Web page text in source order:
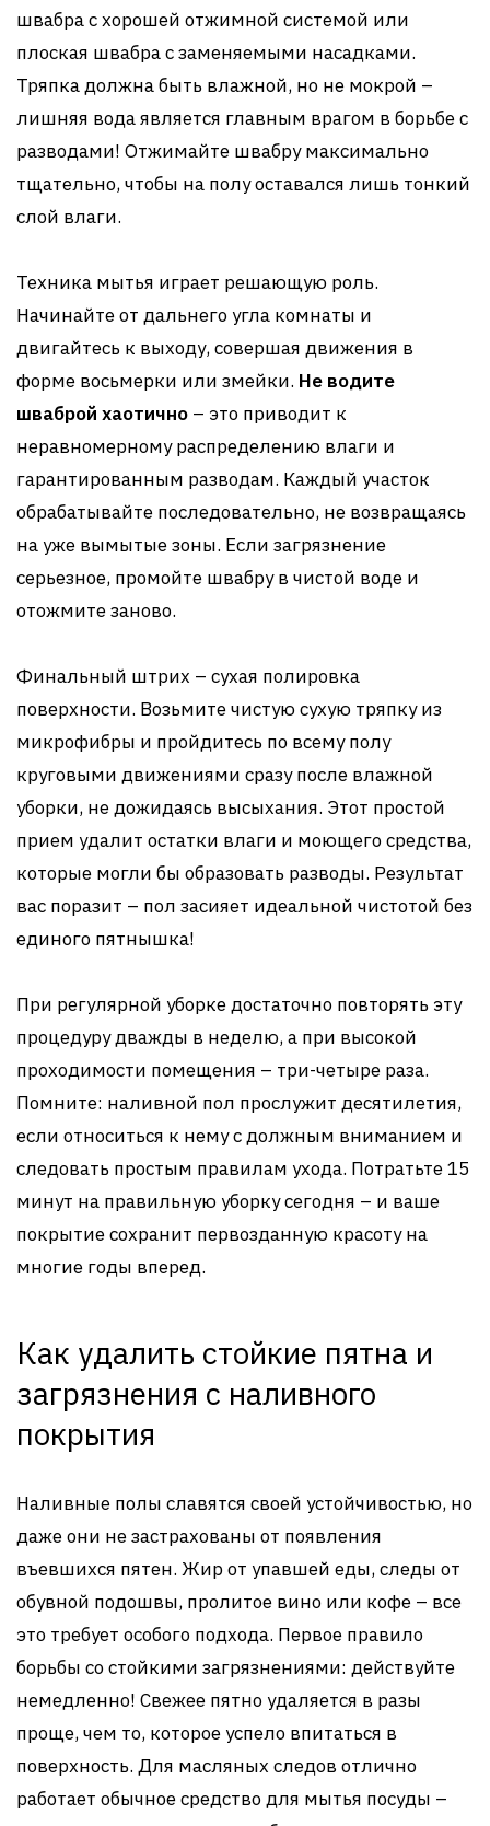
швабра с хорошей отжимной системой или
плоская швабра с заменяемыми насадками.
Тряпка должна быть влажной, но не мокрой –
лишняя вода является главным врагом в борьбе с
разводами! Отжимайте швабру максимально
тщательно, чтобы на полу оставался лишь тонкий
слой влаги.
Техника мытья играет решающую роль.
Начинайте от дальнего угла комнаты и
двигайтесь к выходу, совершая движения в
форме восьмерки или змейки. Не водите
шваброй хаотично – это приводит к
неравномерному распределению влаги и
гарантированным разводам. Каждый участок
обрабатывайте последовательно, не возвращаясь
на уже вымытые зоны. Если загрязнение
серьезное, промойте швабру в чистой воде и
отожмите заново.
Финальный штрих – сухая полировка
поверхности. Возьмите чистую сухую тряпку из
микрофибры и пройдитесь по всему полу
круговыми движениями сразу после влажной
уборки, не дожидаясь высыхания. Этот простой
прием удалит остатки влаги и моющего средства,
которые могли бы образовать разводы. Результат
вас поразит – пол засияет идеальной чистотой без
единого пятнышка!
При регулярной уборке достаточно повторять эту
процедуру дважды в неделю, а при высокой
проходимости помещения – три-четыре раза.
Помните: наливной пол прослужит десятилетия,
если относиться к нему с должным вниманием и
следовать простым правилам ухода. Потратьте 15
минут на правильную уборку сегодня – и ваше
покрытие сохранит первозданную красоту на
многие годы вперед.
Как удалить стойкие пятна и
загрязнения с наливного
покрытия
Наливные полы славятся своей устойчивостью, но
даже они не застрахованы от появления
въевшихся пятен. Жир от упавшей еды, следы от
обувной подошвы, пролитое вино или кофе – все
это требует особого подхода. Первое правило
борьбы со стойкими загрязнениями: действуйте
немедленно! Свежее пятно удаляется в разы
проще, чем то, которое успело впитаться в
поверхность. Для масляных следов отлично
работает обычное средство для мытья посуды –